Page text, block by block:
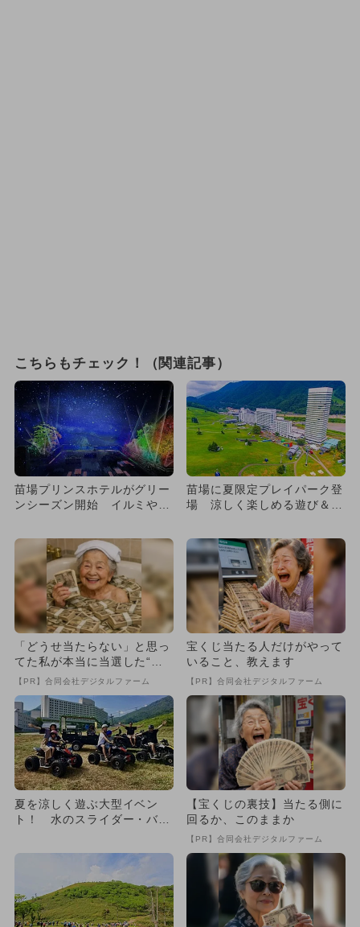
こちらもチェック！（関連記事）
苗場プリンスホテルがグリー
ンシーズン開始 イルミや星
苗場に夏限定プレイパーク登
場 涼しく楽しめる遊び＆体
「どうせ当たらない」と思っ
てた私が本当に当選した“買
い方”がこれ
【PR】合同会社デジタルファーム
宝くじ当たる人だけがやって
いること、教えます
【PR】合同会社デジタルファーム
夏を涼しく遊ぶ大型イベン
ト！ 水のスライダー・バギ
【宝くじの裏技】当たる側に
回るか、このままか
【PR】合同会社デジタルファーム